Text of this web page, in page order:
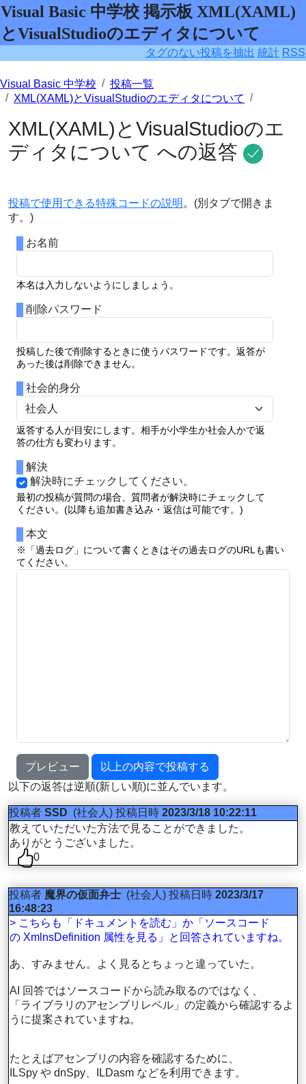
Visual Basic 中学校 掲示板 XML(XAML)
とVisualStudioのエディタについて
タグのない投稿を抽出 統計 RSS
Visual Basic 中学校
投稿一覧
XML(XAML)とVisualStudioのエディタについて
XML(XAML)とVisualStudioのエ
ディタについて への返答
投稿で使用できる特殊コードの説明 。(別タブで開きま
す。)
お名前
本名は入力しないようにしましょう。
削除パスワード
投稿した後で削除するときに使うパスワードです。返答が
あった後は削除できません。
社会的身分
返答する人が目安にします。相手が小学生か社会人かで返
答の仕方も変わります。
解決
解決時にチェックしてください。
最初の投稿が質問の場合、質問者が解決時にチェックして
ください。(以降も追加書き込み・返信は可能です。)
本文
※「過去ログ」について書くときはその過去ログのURLも書い
てください。
プレビュー
以上の内容で投稿する
以下の返答は逆順(新しい順)に並んでいます。
投稿者 SSD (社会人) 投稿日時 2023/3/18 10:22:11
教えていただいた方法で見ることができました。
ありがとうございました。
0
投稿者 魔界の仮面弁士 (社会人) 投稿日時 2023/3/17
16:48:23
> こちらも「ドキュメントを読む」か「ソースコード
の XmlnsDefinition 属性を見る」と回答されていますね。
あ、すみません。よく見るとちょっと違っていた。
AI 回答ではソースコードから読み取るのではなく、
「ライブラリのアセンブリレベル」の定義から確認するよ
うに提案されていますね。
たとえばアセンブリの内容を確認するために、
ILSpy や dnSpy、ILDasm などを利用できます。